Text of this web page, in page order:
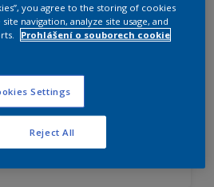
Omyvatelný
Vysoká otěruodolnost
v obchodě
you agree to the storing of cookies
navigation, analyze site usage, and
Prohlášení o souborech cookie
Settings
Reject All